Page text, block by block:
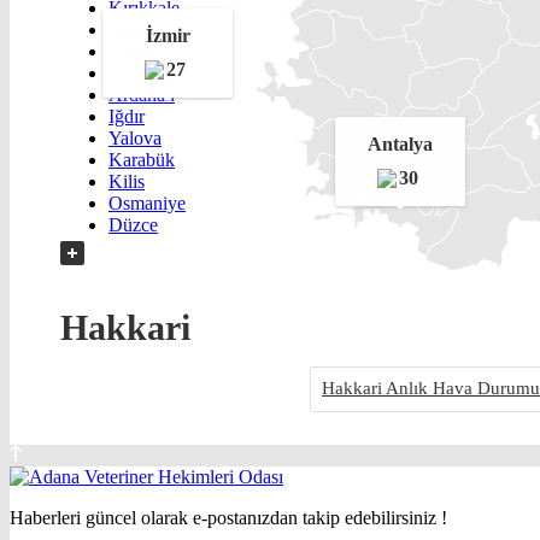
Kırıkkale
Batman
Bartın
Ardahan
Iğdır
Yalova
Karabük
Kilis
Osmaniye
Düzce
Hakkari
İzmir
27
Antalya
30
Hakkari Anlık Hava Durumu
Haberleri güncel olarak e-postanızdan takip edebilirsiniz !